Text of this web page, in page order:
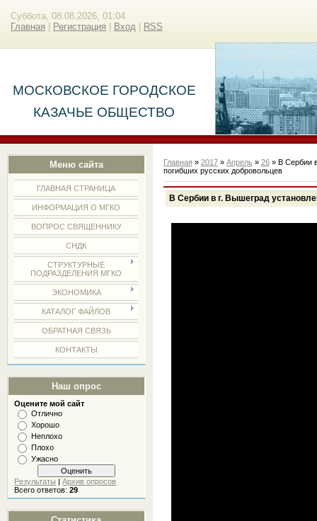
Суббота, 08.08.2026, 01:04
Главная
Регистрация Вход RSS
МОСКОВСКОЕ ГОРОДСКОЕ
КАЗАЧЬЕ ОБЩЕСТВО
Меню сайта
ГЛАВНАЯ СТРАНИЦА
ИНФОРМАЦИЯ О МГКО
ВОПРОС СВЯЩЕННИКУ
СНДК
СТРУКТУРНЫЕ
ПОДРАЗДЕЛЕНИЯ МГКО
ЭКОНОМИКА
КАТАЛОГ ФАЙЛОВ
ОБРАТНАЯ СВЯЗЬ
КОНТАКТЫ
Наш опрос
Оцените мой сайт
Отлично
Хорошо
Неплохо
Плохо
Ужасно
Результаты |Архив опросов
Всего ответов:29
Главная » 2017 » Апрель » 26» В Сербии в
погибших русских добровольцев
В Сербии в г. Вышеград